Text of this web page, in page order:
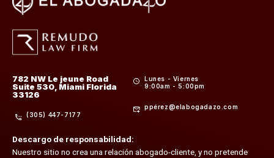
782 NW Le jeune Road
Suite 530, Miami Florida
33126
(305) 447-7177
Lunes - Viernes
9:00am - 5:00pm
ppérez@elabogadazo.com
Descargo de responsabilidad:
Nuestro sitio no crea una relación abogado-cliente, y no pretende